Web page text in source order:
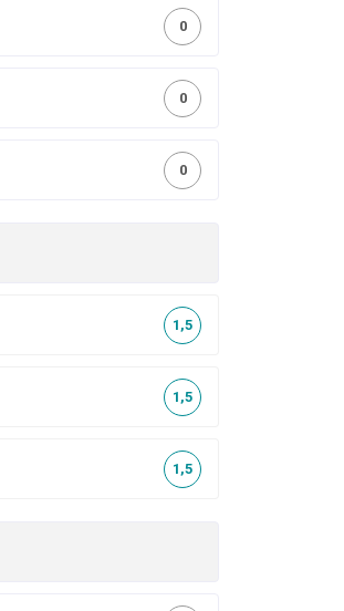
0
0
0
1,5
1,5
1,5